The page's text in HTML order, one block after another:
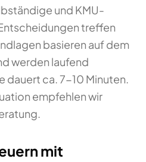
und KMU-
treffen
basieren auf dem
werden laufend
dauert ca. 7-10 Minuten.
empfehlen wir
mit